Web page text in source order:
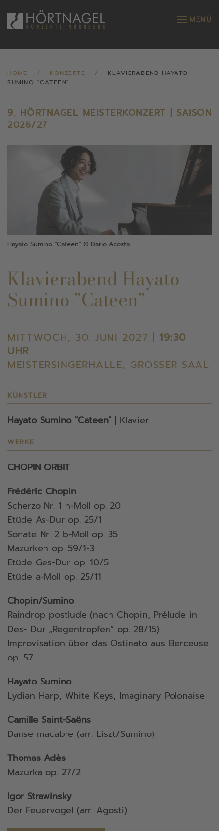
Zum Hauptinhalt springen MENÜ
HOME KONZERTE
KLAVIERABEND HAYATO
SUMINO "CATEEN"
9. HÖRTNAGEL MEISTERKONZERT | SAISON
2026/27
Hayato Sumino "Cateen" © Dario Acosta
Klavierabend Hayato
Sumino "Cateen"
MITTWOCH, 30. JUNI 2027 | 19:30
UHR
MEISTERSINGERHALLE, GROSSER SAAL
KÜNSTLER
Hayato Sumino "Cateen" | Klavier
WERKE
CHOPIN ORBIT
Frédéric Chopin
Scherzo Nr. 1 h-Moll op. 20
Etüde As-Dur op. 25/1
Sonate Nr. 2 b-Moll op. 35
Mazurken op. 59/1-3
Etüde Ges-Dur op. 10/5
Etüde a-Moll op. 25/11
Chopin/Sumino
Raindrop postlude (nach Chopin, Prélude in
Des- Dur „Regentropfen“ op. 28/15)
Improvisation über das Ostinato aus Berceuse
op. 57
Hayato Sumino
Lydian Harp, White Keys, Imaginary Polonaise
Camille Saint-Saëns
Danse macabre (arr. Liszt/Sumino)
Thomas Adès
Mazurka op. 27/2
Igor Strawinsky
Der Feuervogel (arr. Agosti)